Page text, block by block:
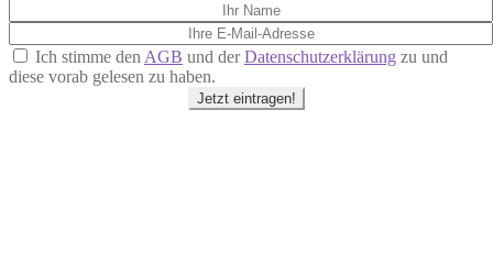
Ich stimme den AGB und derDatenschutzerklärung zu und
diese vorab gelesen zu haben.
Jetzt eintragen!